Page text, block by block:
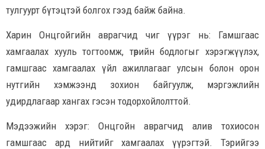
тулгуурт бүтэцтэй болгох гээд байж байна.
Харин Онцгойгийн аврагчид чиг үүрэг нь: Гамшгаас
хамгаалах хууль тогтоомж, төрийн бодлогыг хэрэгжүүлэх,
гамшгаас хамгаалах үйл ажиллагааг улсын болон орон
нутгийн хэмжээнд зохион байгуулж, мэргэжлийн
удирдлагаар хангах гэсэн тодорхойлолттой.
Мэдээжийн хэрэг: Онцгойн аврагчид алив тохиосон
гамшгаас ард нийтийг хамгаалах үүрэгтэй. Тэрийгээ